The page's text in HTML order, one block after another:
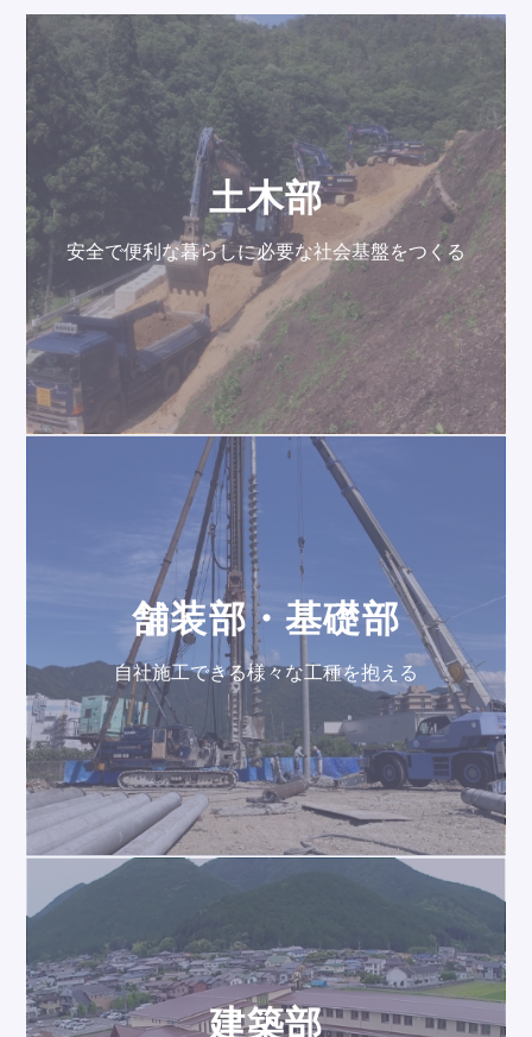
土木部
安全で便利な暮らしに必要な社会基盤をつくる
舗装部・基礎部
⾃社施⼯できる様々な⼯種を抱える
建築部